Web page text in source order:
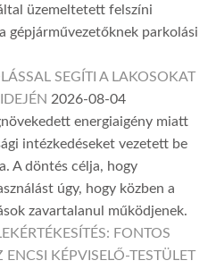
üzemeltetett felszíni
gépjárművezetőknek parkolási
SEGÍTI A LAKOSOKAT
2026-08-04
energiaigény miatt
intézkedéseket vezetett be
A döntés célja, hogy
úgy, hogy közben a
zavartalanul működjenek.
FONTOS
KÉPVISELŐ-TESTÜLET